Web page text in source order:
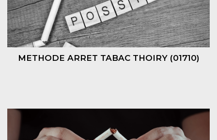
METHODE ARRET TABAC THOIRY (01710)